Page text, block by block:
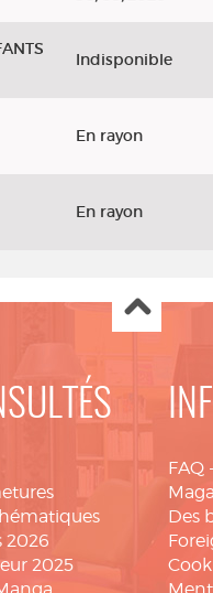
Indisponible
En rayon
En rayon
2026
2025
FAQ -
Des